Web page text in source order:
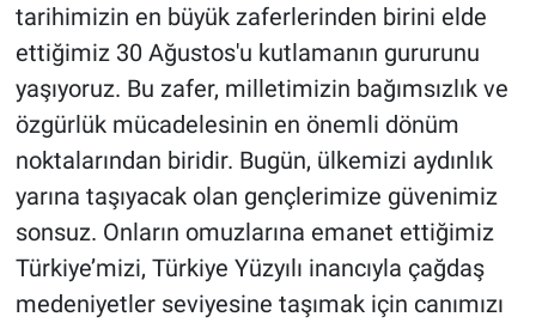
tarihimizin en büyük zaferlerinden birini elde
ettiğimiz 30 Ağustos'u kutlamanın gururunu
yaşıyoruz. Bu zafer, milletimizin bağımsızlık ve
özgürlük mücadelesinin en önemli dönüm
noktalarından biridir. Bugün, ülkemizi aydınlık
yarına taşıyacak olan gençlerimize güvenimiz
sonsuz. Onların omuzlarına emanet ettiğimiz
Türkiye’mizi, Türkiye Yüzyılı inancıyla çağdaş
medeniyetler seviyesine taşımak için canımızı